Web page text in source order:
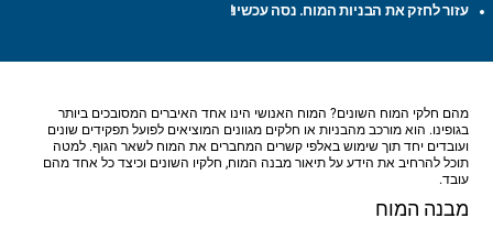
עזור לחזק את הבניות המוח. נסה עכשיו!
מהם חלקי המוח השונים? המוח האנושי הינו אחד האיברים המסובכים ביותר
בגופינו. הוא מורכב מהבניות או חלקים מגוונים המוציאים לפועל תפקידים שונים
ועובדים יחד תוך שימוש באלפי קשרים המחברים את המוח לשאר הגוף. למטה
תוכל להרחיב את הידע על תיאור מבנה המוח, חלקיו השונים וכיצד כל אחד מהם
עובד.
מבנה המוח